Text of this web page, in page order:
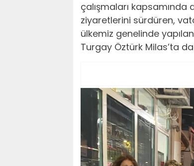
çalışmaları
ziyaretlerini sürdüren,
ülkemiz genelinde
Turgay Öztürk Milas’ta da